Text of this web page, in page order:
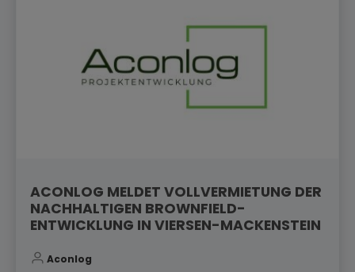
ACONLOG MELDET VOLLVERMIETUNG DER
NACHHALTIGEN BROWNFIELD-
ENTWICKLUNG IN VIERSEN-MACKENSTEIN
Aconlog